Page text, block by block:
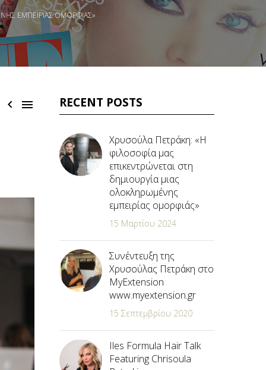
ΕΜΠΕΙΡΊΑΣ ΟΜΟΡΦΙΆΣ»
  RECENT POSTS
Χρυσούλα Πετράκη: «Η
φιλοσοφία μας
επικεντρώνεται στη
δημιουργία μιας
ολοκληρωμένης
εμπειρίας ομορφιάς»
15 Μαρτίου 2024
Συνέντευξη της
Χρυσούλας Πετράκη στο
MyExtension
www.myextension.gr
15 Σεπτεμβρίου 2020
Iles Formula Hair Talk
Featuring Chrisoula